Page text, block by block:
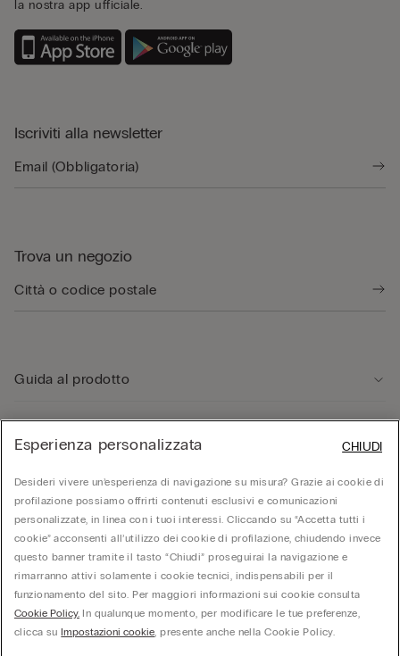
la nostra app ufficiale.
Iscriviti alla newsletter
Trova un negozio
Guida al prodotto
Area Legale
Corporate
© Calzedonia S.p.A | P.iva 02253210237 | Sede Legale: Malcesine (VR), Via Portici
Umberto Primo n. 5/3 | Cod. Fisc. e n.iscr. al Reg. Imprese di Verona: 01037050422 |
REA: VR – 205310 | Capitale sociale: Euro 212.000.000,00 | Società soggetta a
Esperienza personalizzata
Desideri vivere un’esperienza di navigazione su misura? Grazie ai cookie di
profilazione possiamo offrirti contenuti esclusivi e comunicazioni
personalizzate, in linea con i tuoi interessi. Cliccando su “Accetta tutti i
cookie” acconsenti all’utilizzo dei cookie di profilazione, chiudendo invece
questo banner tramite il tasto “Chiudi” proseguirai la navigazione e
rimarranno attivi solamente i cookie tecnici, indispensabili per il
funzionamento del sito. Per maggiori informazioni sui cookie consulta
Cookie Policy. In qualunque momento, per modificare le tue preferenze,
clicca suImpostazioni cookie, presente anche nella Cookie Policy.
CHIUDI